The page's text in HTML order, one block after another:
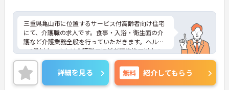
三重県亀山市に位置するサービス付高齢者向け住宅
にて、介護職の求人です。食事・入浴・衛生面の介
護など介護業務全般を行っていただきます。ヘルパ
ー2級以上、または介護職員初任者研修終了以上の
方であれば、経験は不問です。ご興味のある方は面
接対策ポイントなどさらに詳細をお話いたしますの
で、お気軽にお問い合わせください。
詳細を見る 無料 紹介してもらう